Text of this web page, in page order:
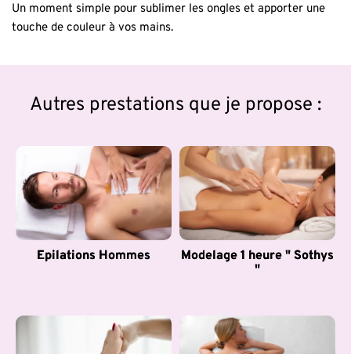
Un moment simple pour sublimer les ongles et apporter une
touche de couleur à vos mains.
Autres prestations que je propose :
Epilations Hommes
Modelage 1 heure " Sothys
"